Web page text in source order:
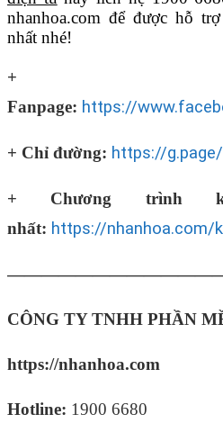
nhanhoa.com để được hỗ
nhất nhé!
+
Fanpage: https://
+ Chỉ đường: https://
+ Chương trình
nhất: https://nhanhoa.com/
CÔNG TY TNHH PHẦN
https://nhanhoa.com
Hotline: 1900 6680